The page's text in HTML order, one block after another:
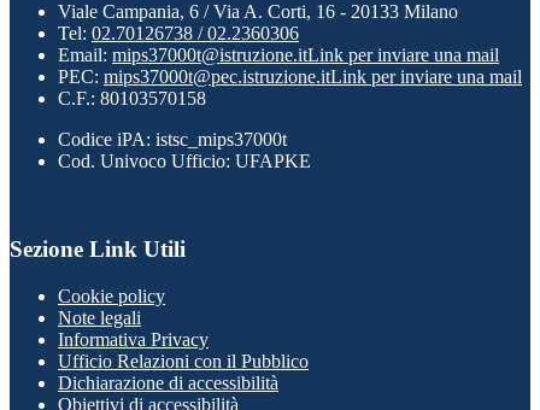
Viale Campania, 6 / Via A. Corti, 16 - 20133 Milano
Tel: 02.70126738 / 02.2360306
Email: mips37000t@istruzione.itLink per inviare una mail
PEC: mips37000t@pec.istruzione.itLink per inviare una mail
C.F.: 80103570158
Codice iPA: istsc_mips37000t
Cod. Univoco Ufficio: UFAPKE
Sezione Link Utili
Cookie policy
Note legali
Informativa Privacy
Ufficio Relazioni con il Pubblico
Dichiarazione di accessibilità
Obiettivi di accessibilità